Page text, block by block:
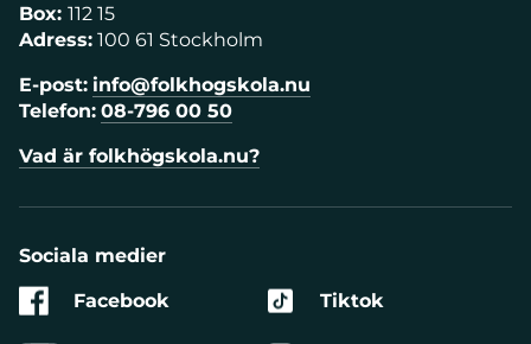
Box: 112 15
Adress: 100 61 Stockholm
E-post: info@folkhogskola.nu
Telefon: 08-796 00 50
Vad är folkhögskola.nu?
Sociala medier
Facebook
Tiktok